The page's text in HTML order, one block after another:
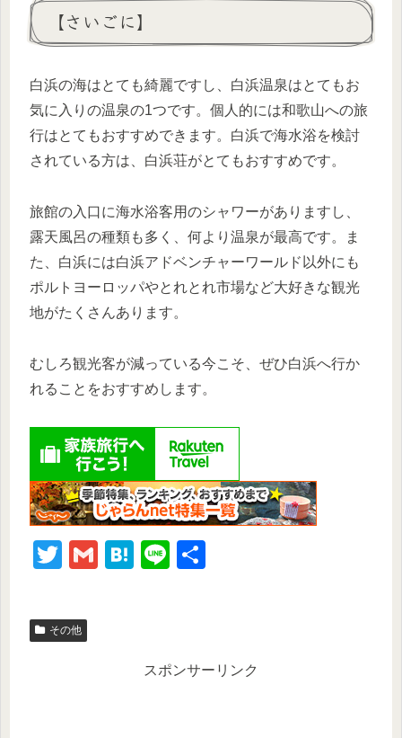
【さいごに】
白浜の海はとても綺麗ですし、白浜温泉はとてもお
気に入りの温泉の1つです。個人的には和歌山への旅
行はとてもおすすめできます。白浜で海水浴を検討
されている方は、白浜荘がとてもおすすめです。
旅館の入口に海水浴客用のシャワーがありますし、
露天風呂の種類も多く、何より温泉が最高です。ま
た、白浜には白浜アドベンチャーワールド以外にも
ポルトヨーロッパやとれとれ市場など大好きな観光
地がたくさんあります。
むしろ観光客が減っている今こそ、ぜひ白浜へ行か
れることをおすすめします。
T
tt
er
G
H
a
Li
その他
スポンサーリンク